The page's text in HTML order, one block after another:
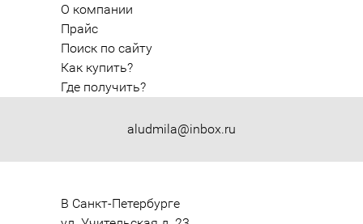
aludmila@inbox.ru
О компании
Прайс
Поиск по сайту
Как купить?
Где получить?
В Санкт-Петербурге